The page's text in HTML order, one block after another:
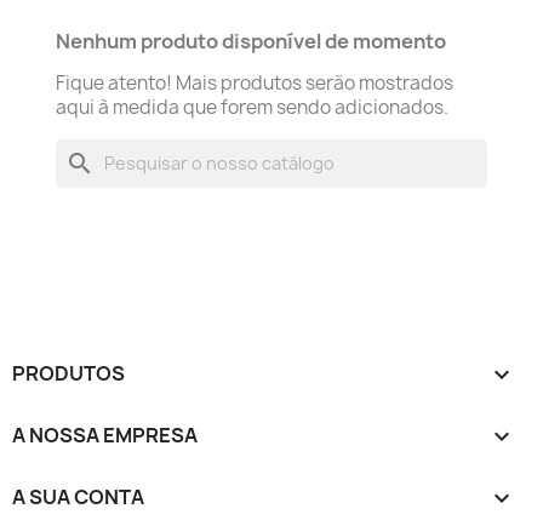
Nenhum produto disponível de momento
Fique atento! Mais produtos serão mostrados
aqui à medida que forem sendo adicionados.
search
PRODUTOS 
A NOSSA EMPRESA 
A SUA CONTA 